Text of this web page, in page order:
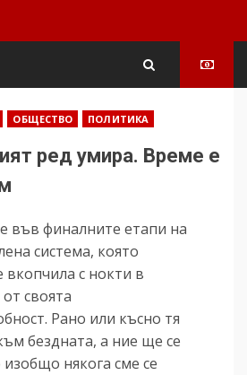
ОБЩЕСТВО ПОЛИТИКА
ред умира. Време е
във финалните етапи на
система, която
вкопчила с нокти в
своята
Рано или късно тя
бездната, а ние ще се
някога сме се